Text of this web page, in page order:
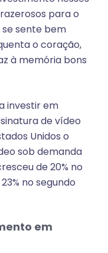
para o
sente bem
o coração,
à memória bons
investir em
de vídeo
Unidos o
sob demanda
de 20% no
no segundo
em